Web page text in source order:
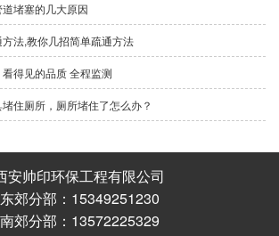
堵塞的几大原因
法,教你几招简单疏通方法
得见的品质 全程监测
住厕所，厕所堵住了怎么办？
安帅印环保工程有限公司
东郊分部：15349251230
南郊分部：13572225329